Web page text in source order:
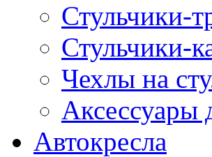
Стульчики-
Стульчики-
Чехлы на
Аксессуары
Автокресла